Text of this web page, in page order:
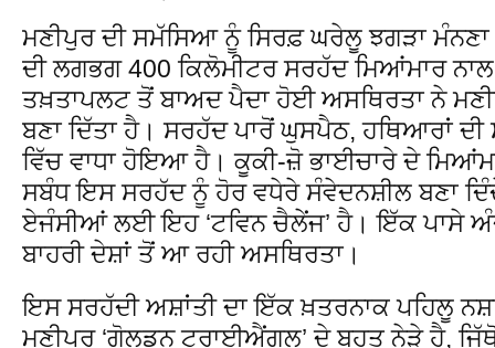
ਮਣੀਪੁਰ ਦੀ ਸਮੱਸਿਆ ਨੂੰ ਸਿਰਫ਼ ਘਰੇਲੂ ਝਗੜਾ
ਦੀ ਲਗਭਗ 400 ਕਿਲੋਮੀਟਰ ਸਰਹੱਦ ਮਿਆਂਮਾਰ
ਤਖ਼ਤਾਪਲਟ ਤੋਂ ਬਾਅਦ ਪੈਦਾ ਹੋਈ ਅਸਥਿਰਤਾ ਨੇ
ਬਣਾ ਦਿੱਤਾ ਹੈ। ਸਰਹੱਦ ਪਾਰੋਂ ਘੁਸਪੈਠ, ਹਥਿਆਰਾਂ
ਵਿੱਚ ਵਾਧਾ ਹੋਇਆ ਹੈ। ਕੂਕੀ-ਜ਼ੋ ਭਾਈਚਾਰੇ ਦੇ
ਸਬੰਧ ਇਸ ਸਰਹੱਦ ਨੂੰ ਹੋਰ ਵਧੇਰੇ ਸੰਵੇਦਨਸ਼ੀਲ ਬਣਾ
ਏਜੰਸੀਆਂ ਲਈ ਇਹ ‘ਟਵਿਨ ਚੈਲੇਂਜ’ ਹੈ। ਇੱਕ ਪਾਸੇ
ਬਾਹਰੀ ਦੇਸ਼ਾਂ ਤੋਂ ਆ ਰਹੀ ਅਸਥਿਰਤਾ।
ਇਸ ਸਰਹੱਦੀ ਅਸ਼ਾਂਤੀ ਦਾ ਇੱਕ ਖ਼ਤਰਨਾਕ ਪਹਿਲੂ
ਮਣੀਪੁਰ ‘ਗੋਲਡਨ ਟ੍ਰਾਈਐਂਗਲ’ ਦੇ ਬਹੁਤ ਨੇੜੇ ਹੈ,